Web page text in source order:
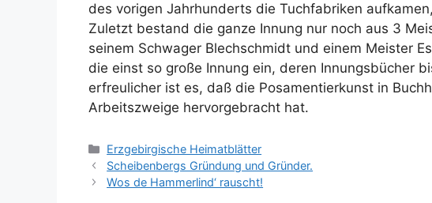
des vorigen Jahrhunderts die Tuchfabriken
Zuletzt bestand die ganze Innung nur noch aus 3
seinem Schwager Blechschmidt und einem Meister
die einst so große Innung ein, deren Innungsbücher
erfreulicher ist es, daß die Posamentierkunst in
Arbeitszweige hervorgebracht hat.
Kategorien
Erzgebirgische Heimatblätter
Scheibenbergs Gründung und Gründer.
Wos de Hammerlind‘ rauscht!